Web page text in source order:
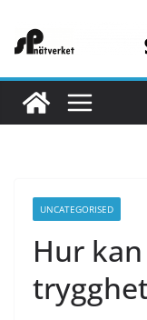
UNCATEGORISED
Hur